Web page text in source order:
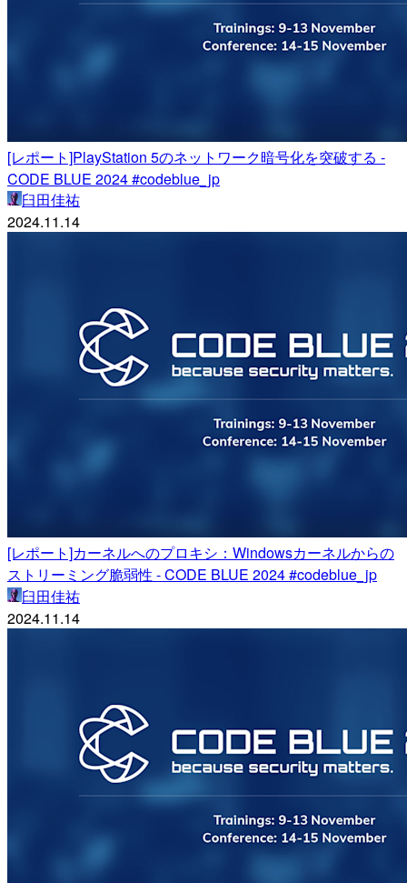
[レポート]PlayStation 5のネットワーク暗号化を突破する -
CODE BLUE 2024 #codeblue_jp
臼田佳祐
2024.11.14
[レポート]カーネルへのプロキシ：Windowsカーネルからの
ストリーミング脆弱性 - CODE BLUE 2024 #codeblue_jp
臼田佳祐
2024.11.14